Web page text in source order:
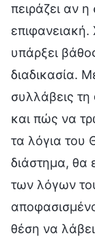
πειράζει αν
επιφανειακή.
υπάρξει
διαδικασία.
συλλάβεις
και πώς να
τα λόγια του
διάστημα, θα
των λόγων
θέση να